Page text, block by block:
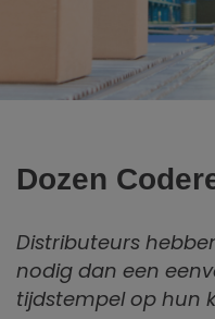
Dozen
Distributeurs
nodig dan een
tijdstempel op hun